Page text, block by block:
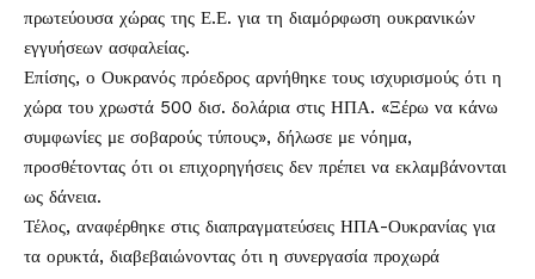
πρωτεύουσα χώρας της Ε.Ε. για τη διαμόρφωση ουκρανικών
εγγυήσεων ασφαλείας.
Επίσης, ο Ουκρανός πρόεδρος αρνήθηκε τους ισχυρισμούς ότι η
χώρα του χρωστά 500 δισ. δολάρια στις ΗΠΑ. «Ξέρω να κάνω
συμφωνίες με σοβαρούς τύπους», δήλωσε με νόημα,
προσθέτοντας ότι οι επιχορηγήσεις δεν πρέπει να εκλαμβάνονται
ως δάνεια.
Τέλος, αναφέρθηκε στις διαπραγματεύσεις ΗΠΑ-Ουκρανίας για
τα ορυκτά, διαβεβαιώνοντας ότι η συνεργασία προχωρά